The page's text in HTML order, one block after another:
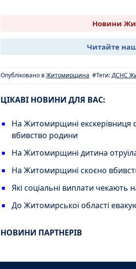
Новини
Читайте
Опубліковано вЖитомирщина #Теги:ДСНС
ЦІКАВІ НОВИНИ ДЛЯ ВАС:
На Житомирщині екскерівниця
вбивство родини
На Житомирщині дитина
На Житомирщині скоєно
Які соціальні виплати чекають
До Житомирської області
НОВИНИ ПАРТНЕРІВ